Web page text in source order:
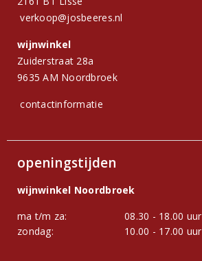
verkoop@josbeeres.nl
wijnwinkel
Zuiderstraat 28a
9635 AM Noordbroek
contactinformatie
openingstijden
wijnwinkel Noordbroek
ma t/m za:
08.30 - 18.00 uur
zondag:
10.00 - 17.00 uur